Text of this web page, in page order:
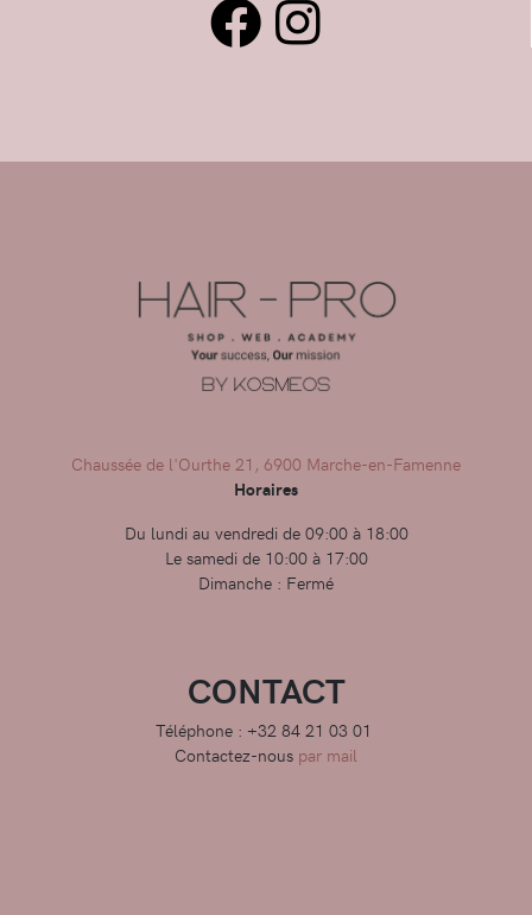
Chaussée de l'Ourthe 21, 6900 Marche-en-Famenne
Horaires
Du lundi au vendredi de 09:00 à 18:00
Le samedi de 10:00 à 17:00
Dimanche : Fermé
CONTACT
Téléphone : +32 84 21 03 01
Contactez-nous par mail